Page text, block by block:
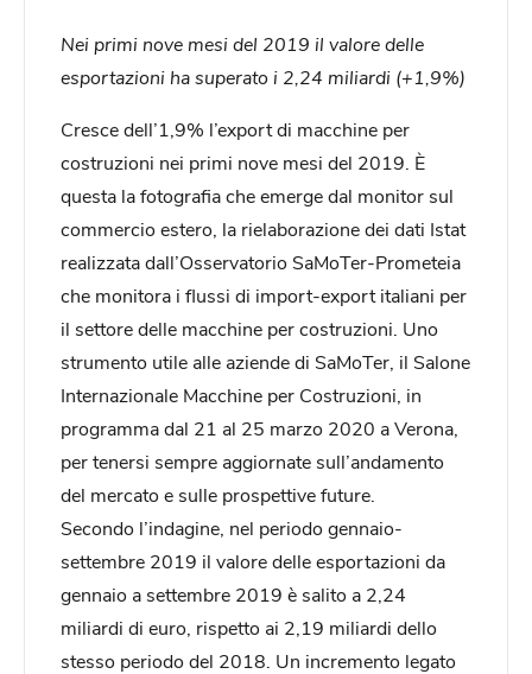
Nei primi nove mesi del 2019 il valore delle
esportazioni ha superato i 2,24 miliardi (+1,9%)
Cresce dell’1,9% l’export di macchine per
costruzioni nei primi nove mesi del 2019. È
questa la fotografia che emerge dal monitor sul
commercio estero, la rielaborazione dei dati Istat
realizzata dall’Osservatorio SaMoTer-Prometeia
che monitora i flussi di import-export italiani per
il settore delle macchine per costruzioni. Uno
strumento utile alle aziende di SaMoTer, il Salone
Internazionale Macchine per Costruzioni, in
programma dal 21 al 25 marzo 2020 a Verona,
per tenersi sempre aggiornate sull’andamento
del mercato e sulle prospettive future.
Secondo l’indagine, nel periodo gennaio-
settembre 2019 il valore delle esportazioni da
gennaio a settembre 2019 è salito a 2,24
miliardi di euro, rispetto ai 2,19 miliardi dello
stesso periodo del 2018. Un incremento legato